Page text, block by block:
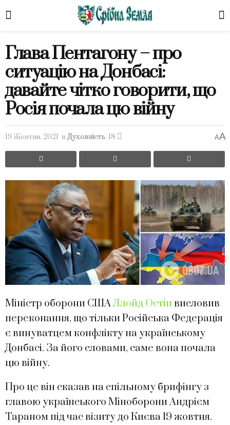
Глава Пентагону – про
ситуацію на Донбасі:
давайте чітко говорити, що
Росія почала цю війну
19 Жовтня, 2021 в Духовність 18 AA
Міністр оборони СШАЛлойд Остін висловив
переконання, що тільки Російська Федерація
є винуватцем конфлікту на українському
Донбасі. За його словами, саме вона почала
цю війну.
Про це він сказав на спільному брифінгу з
главою українського Міноборони Андрієм
Тараном під час візиту до Києва 19 жовтня.